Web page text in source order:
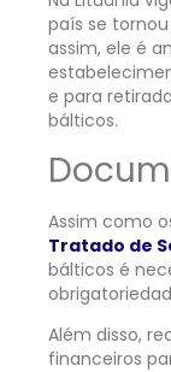
país se
assim, ele é
e para
bálticos.
Assim como
Tratado de
bálticos é
Além disso,
financeiros